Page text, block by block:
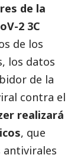
de la
2 3C
de los
los datos
de la
contra el
realizará
, que
antivirales